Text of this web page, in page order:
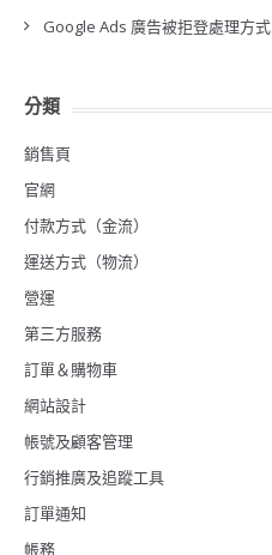
Google Ads 廣告被拒登處理方式
分類
銷售頁
官網
付款方式（金流）
運送方式（物流）
營運
第三方服務
訂單＆購物車
網站設計
帳號及顧客管理
行銷推廣及追蹤工具
訂單通知
帳務